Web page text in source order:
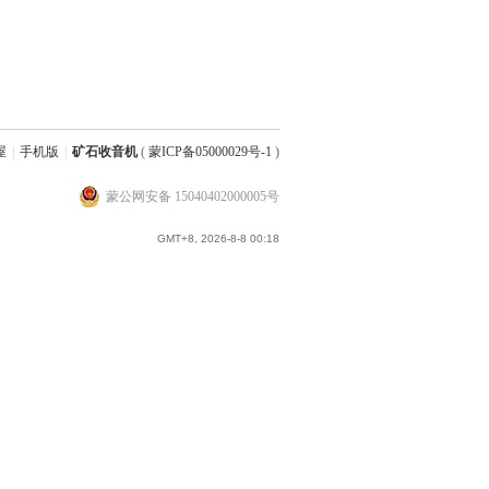
手机版 矿石收音机( 蒙ICP备05000029号-1 )
蒙公网安备 15040402000005号
GMT+8, 2026-8-8 00:18